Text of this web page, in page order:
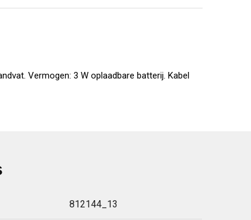
Vermogen: 3 W oplaadbare batterij. Kabel
812144_13